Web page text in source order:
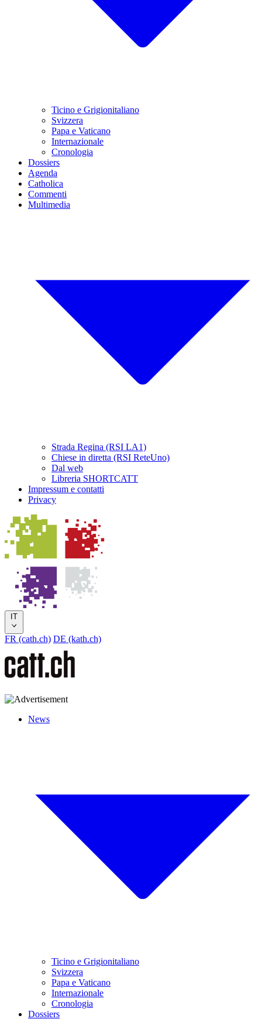
Ticino e Grigionitaliano
Svizzera
Papa e Vaticano
Internazionale
Cronologia
Dossiers
Agenda
Catholica
Commenti
Multimedia
Strada Regina (RSI LA1)
Chiese in diretta (RSI ReteUno)
Dal web
Libreria SHORTCATT
Impressum e contatti
Privacy
IT
FR (cath.ch) DE (kath.ch)
News
Ticino e Grigionitaliano
Svizzera
Papa e Vaticano
Internazionale
Cronologia
Dossiers